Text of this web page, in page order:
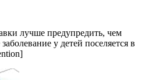
лучше предупредить, чем
у детей поселяется в